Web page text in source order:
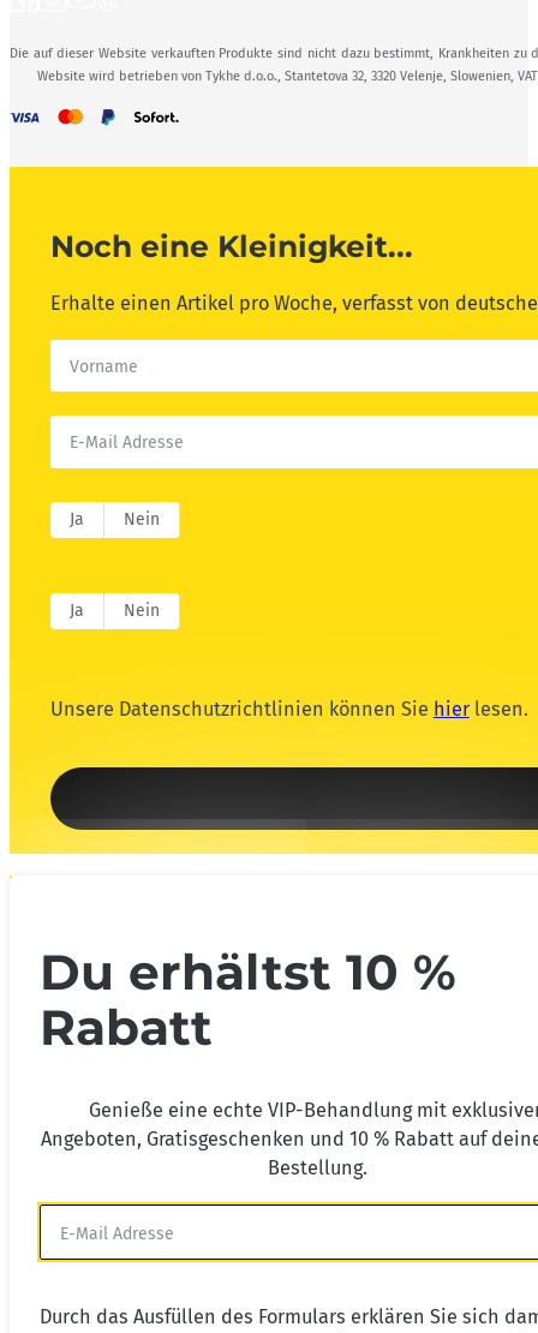
Die auf dieser Website verkauften Produkte sind nicht dazu bestimmt, Krankheiten zu
Website wird betrieben von Tykhe d.o.o., Stantetova 32, 3320 Velenje, Slowenien,
Noch eine Kleinigkeit...
Erhalte einen Artikel pro Woche, verfasst von
Ja Nein
Ja Nein
Unsere Datenschutzrichtlinien können Sie hierlesen.
Du erhältst 10 %
Rabatt
Genieße eine echte VIP-Behandlung mit
Angeboten, Gratisgeschenken und 10 % Rabatt auf
Bestellung.
Durch das Ausfüllen des Formulars erklären Sie sich